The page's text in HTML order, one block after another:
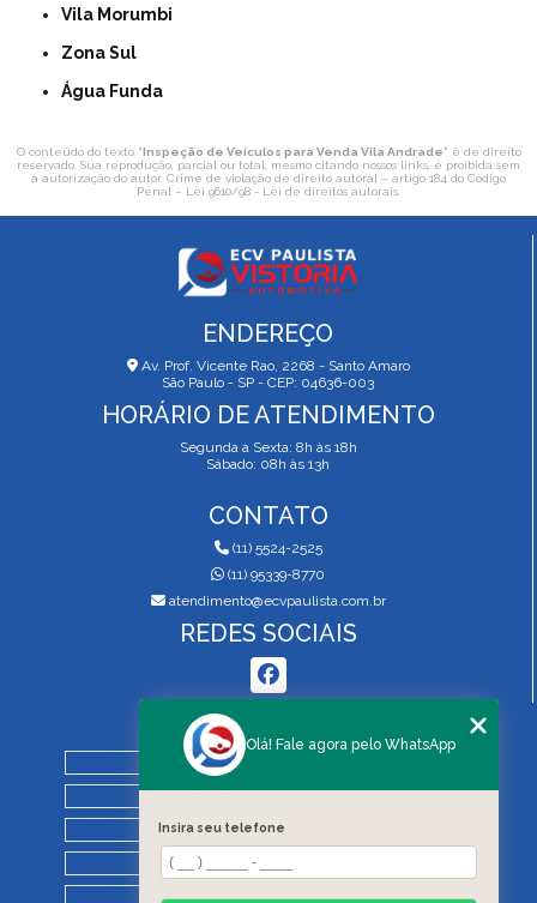
Vila Morumbi
Zona Sul
Água Funda
O conteúdo do texto "Inspeção de Veículos para Venda Vila Andrade" é de direito
reservado. Sua reprodução, parcial ou total, mesmo citando nossos links, é proibida sem
a autorização do autor. Crime de violação de direito autoral – artigo 184 do Código
Penal – Lei 9610/98 - Lei de direitos autorais
ENDEREÇO
Av. Prof. Vicente Rao, 2268 - Santo Amaro
São Paulo - SP - CEP: 04636-003
HORÁRIO DE ATENDIMENTO
Segunda a Sexta: 8h às 18h
Sábado: 08h às 13h
CONTATO
(11) 5524-2525
(11) 95339-8770
atendimento@ecvpaulista.com.br
REDES SOCIAIS
MENU
QUEM SOMOS
SERVIÇOS
BLOG
REGRAS DE VISTORIA
Olá! Fale agora pelo WhatsApp
Insira seu telefone